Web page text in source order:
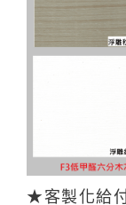
★客製化給